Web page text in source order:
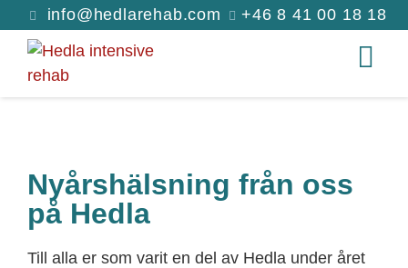
info@hedlarehab.com +46 8 41 00 18 18
Nyårshälsning från oss
på Hedla
Till alla er som varit en del av Hedla under året